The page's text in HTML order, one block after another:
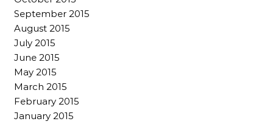
September 2015
August 2015
July 2015
June 2015
May 2015
March 2015
February 2015
January 2015